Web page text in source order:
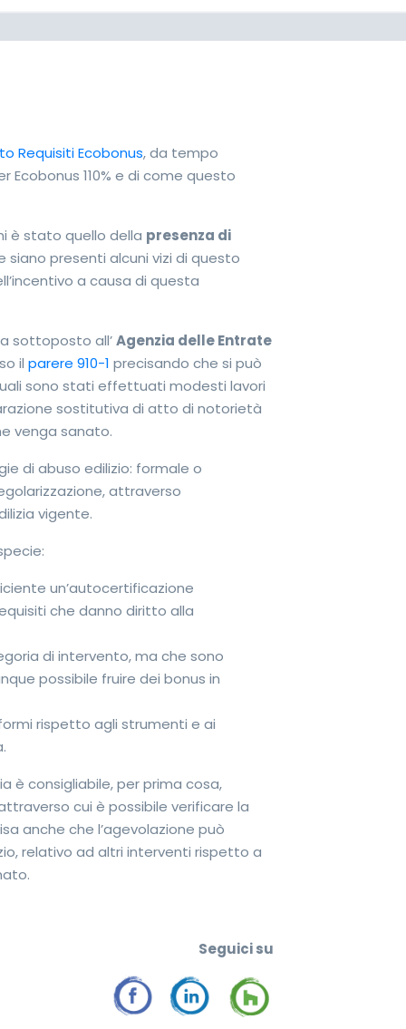
Requisiti Ecobonus, da tempo
110% e di come questo
è stato quello della presenza di
siano presenti alcuni vizi di questo
a causa di questa
sottoposto all’Agenzia delle Entrate
il parere 910-1 precisando che si può
sono stati effettuati modesti lavori
sostitutiva di atto di notorietà
venga sanato.
di abuso edilizio: formale o
attraverso
vigente.
un’autocertificazione
che danno diritto alla
di intervento, ma che sono
possibile fruire dei bonus in
rispetto agli strumenti e ai
è consigliabile, per prima cosa,
cui è possibile verificare la
anche che l’agevolazione può
relativo ad altri interventi rispetto a
Seguici su